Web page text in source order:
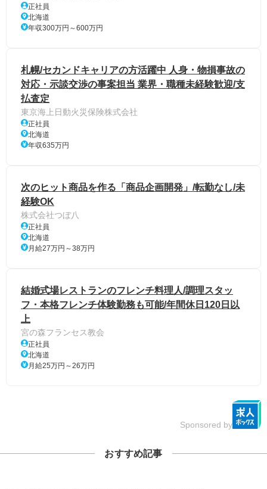
正社員
北海道
年収300万円～600万円
札幌/セカンドキャリアの方活躍中 人身・物損事故の
対応・示談交渉の事案担当 業界・職種未経験歓迎/支
払査定
東京海上日動火災保険株式会社
正社員
北海道
年収635万円
次のヒット商品を作る「商品企画開発」/転勤なし/未
経験OK
株式会社つぼ八
正社員
北海道
月給27万円～38万円
結婚式場レストランのフレンチ料理人/調理スタッ
フ・本格フレンチ体験勤務も可能/年間休日120日以
上
宮の森フランセス教会
正社員
北海道
月給25万円～26万円
Sponsored by
おすすめ記事